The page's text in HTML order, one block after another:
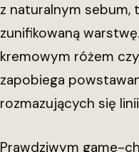
z naturalnym sebum,
zunifikowaną
kremowym różem
zapobiega
rozmazujących się
Prawdziwym game-